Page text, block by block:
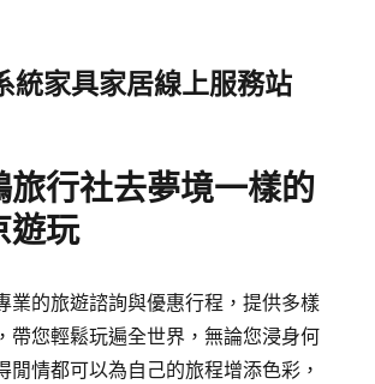
統家具家居線上服務站
旅行社去夢境一樣的
遊玩
業的旅遊諮詢與優惠行程，提供多樣
帶您輕鬆玩遍全世界，無論您浸身何
閒情都可以為自己的旅程增添色彩，